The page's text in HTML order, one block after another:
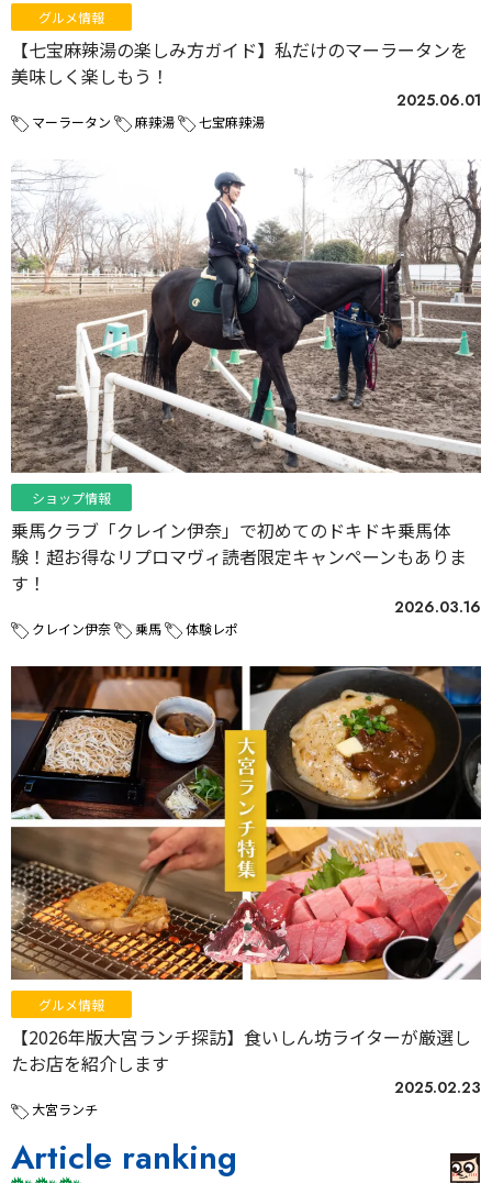
グルメ情報
【七宝麻辣湯の楽しみ方ガイド】私だけのマーラータンを
美味しく楽しもう！
2025.06.01
マーラータン 麻辣湯 七宝麻辣湯
ショップ情報
乗馬クラブ「クレイン伊奈」で初めてのドキドキ乗馬体
験！超お得なリプロマヴィ読者限定キャンペーンもありま
す！
2026.03.16
クレイン伊奈 乗馬 体験レポ
グルメ情報
【2026年版大宮ランチ探訪】食いしん坊ライターが厳選し
たお店を紹介します
2025.02.23
大宮ランチ
Article ranking